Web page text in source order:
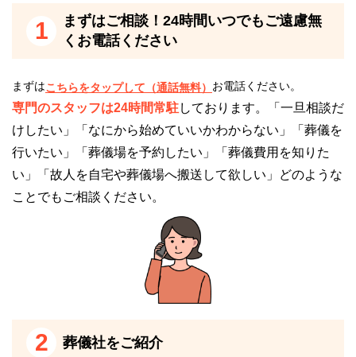
ただし、特別料金が適応されるには、いくつかの条件
一般的には、亡くなられた際に安芸高田市に住民登録
をされている方のみです。
細かな条件は人それぞれ異なるので、詳しくは直接斎
場のスタッフに確認することをおすすめします。
静かな葬儀にしたい人におすすめ
安芸高田市葬斎場「あじさい聖苑」は、自然に囲まれ
た環境の中にある静かで落ち着いた雰囲気の斎場で
そのため、日頃の喧噪を忘れて故人との最期の時間を
1
まずはご相談！24時間いつでもご遠慮無
くお電話ください
まずはこちらをタップして（通話無料） お電話ください。
専門のスタッフは24時間常駐しております。「一旦相談だ
けしたい」「なにから始めていいかわからない」「葬儀を
行いたい」「葬儀場を予約したい」「葬儀費用を知りた
い」「故人を自宅や葬儀場へ搬送して欲しい」どのような
ことでもご相談ください。
2 葬儀社をご紹介